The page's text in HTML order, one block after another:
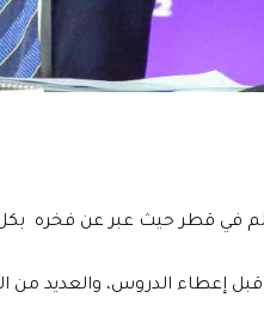
في قطر حيث عبر عن فخره
إعطاء الدروس، والعديد